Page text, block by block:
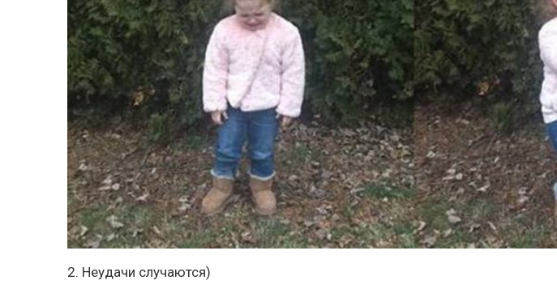
2. Неудачи случаются)